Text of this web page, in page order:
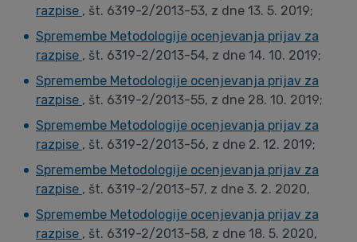
razpise , št. 6319-2/2013-53, z dne 13. 5. 2019;
Spremembe Metodologije ocenjevanja prijav za
razpise , št. 6319-2/2013-54, z dne 14. 10. 2019;
Spremembe Metodologije ocenjevanja prijav za
razpise , št. 6319-2/2013-55, z dne 28. 10. 2019;
Spremembe Metodologije ocenjevanja prijav za
razpise , št. 6319-2/2013-56, z dne 2. 12. 2019;
Spremembe Metodologije ocenjevanja prijav za
razpise , št. 6319-2/2013-57, z dne 3. 2. 2020,
Spremembe Metodologije ocenjevanja prijav za
razpise , št. 6319-2/2013-58, z dne 18. 5. 2020,